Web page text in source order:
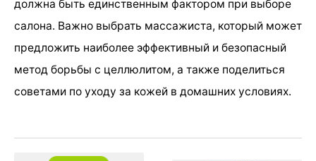
должна быть единственным фактором при выборе
салона. Важно выбрать массажиста, который может
предложить наиболее эффективный и безопасный
метод борьбы с целлюлитом, а также поделиться
советами по уходу за кожей в домашних условиях.